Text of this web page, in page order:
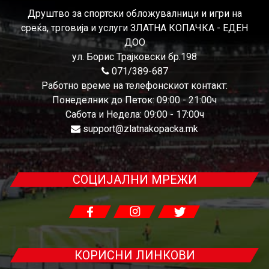
Друштво за спортски обложувалници и игри на
среќа, трговија и услуги ЗЛАТНА КОПАЧКА - ЕДЕН
ДОО
ул. Борис Трајковски бр.198
071/389-687
Работно време на телефонскиот контакт:
Понеделник до Петок: 09:00 - 21:00ч
Сабота и Недела: 09:00 - 17:00ч
support@zlatnakopacka.mk
СОЦИЈАЛНИ МРЕЖИ
КОРИСНИ ЛИНКОВИ